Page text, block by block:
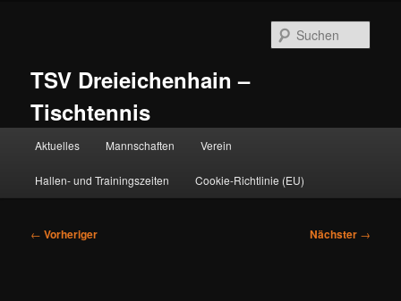
TSV Dreieichenhain –
Tischtennis
Aktuelles Mannschaften Verein
Hallen- und Trainingszeiten Cookie-Richtlinie (EU)
Beitragsnavigation
← Vorheriger Nächster →